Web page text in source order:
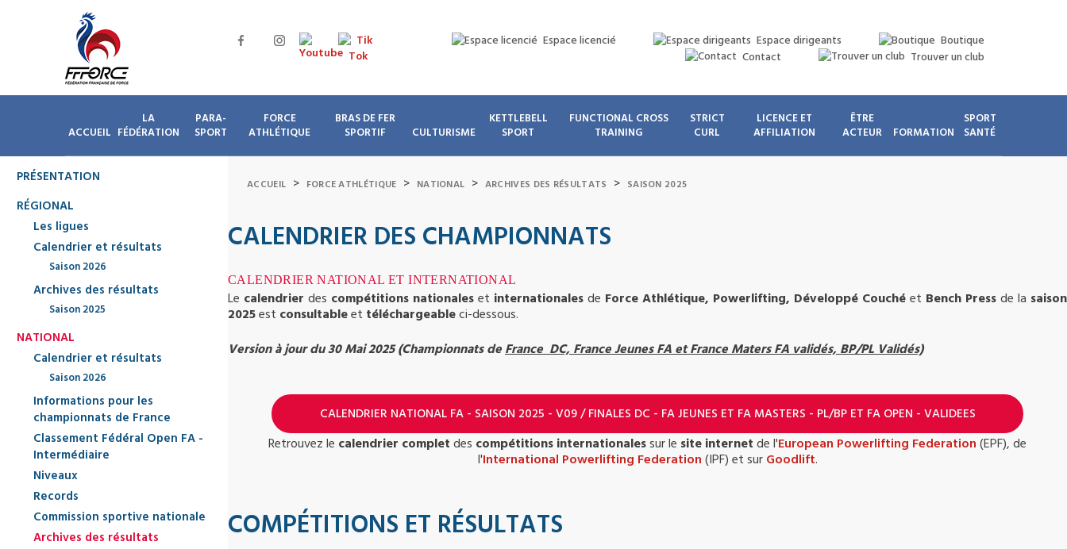
Espace licencié Espace dirigeants
Boutique
Contact
Trouver un club
ACCUEIL
LA
FÉDÉRATION
PARA-
SPORT
FORCE
ATHLÉTIQUE
BRAS DE FER
SPORTIF
CULTURISME
KETTLEBELL
SPORT
FUNCTIONAL CROSS
TRAINING
STRICT
CURL
LICENCE ET
AFFILIATION
ÊTRE
ACTEUR
FORMATION
SPORT
SANTÉ
PRÉSENTATION
RÉGIONAL
Les ligues
Calendrier et résultats
Saison 2026
Archives des résultats
Saison 2025
NATIONAL
Calendrier et résultats
Saison 2026
Informations pour les
championnats de France
Classement Fédéral Open FA -
Intermédiaire
Niveaux
Records
Commission sportive nationale
Archives des résultats
ACCUEIL > FORCE ATHLÉTIQUE > NATIONAL > ARCHIVES DES RÉSULTATS > SAISON 2025
CALENDRIER DES CHAMPIONNATS
CALENDRIER NATIONAL ET INTERNATIONAL
Le calendrier des compétitions nationales et internationales de Force Athlétique, Powerlifting, Développé Couché et Bench Press de la saison
2025est consultableet téléchargeableci-dessous.
Version à jour du 30 Mai 2025 (Championnats de France DC, France Jeunes FA et France Maters FA validés, BP/PL Validés)
CALENDRIER NATIONAL FA - SAISON 2025 - V09 / FINALES DC - FA JEUNES ET FA MASTERS - PL/BP ET FA OPEN - VALIDEES
Retrouvez le calendrier complet des compétitions internationalessur le site internet de l'European Powerlifting Federation (EPF), de
l'International Powerlifting Federation (IPF) et sur Goodlift.
COMPÉTITIONS ET RÉSULTATS